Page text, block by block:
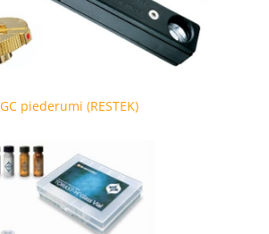
GC piederumi (RESTEK)